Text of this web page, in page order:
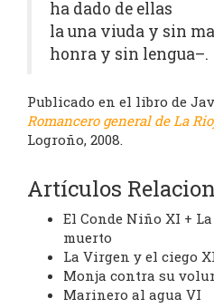
ha dado de ellas
la una viuda y sin
honra y sin lengua–.
Publicado en el libro de
Romancero general de La
Logroño, 2008.
Artículos
El Conde Niño XI +
muerto
La Virgen y el ciego
Monja contra su
Marinero al agua VI